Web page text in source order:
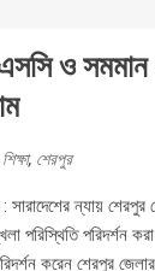
ও সমমান
শিক্ষা, শেরপুর
: সারাদেশের ন্যায়
পরিস্থিতি পরিদর্শন
করেন শেরপুর